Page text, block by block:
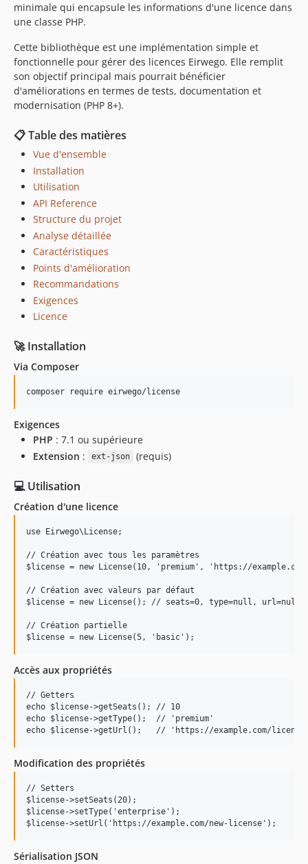
minimale qui encapsule les informations d'une licence dans
une classe PHP.
Cette bibliothèque est une implémentation simple et
fonctionnelle pour gérer des licences Eirwego. Elle remplit
son objectif principal mais pourrait bénéficier
d'améliorations en termes de tests, documentation et
modernisation (PHP 8+).
📋 Table des matières
Vue d'ensemble
Installation
Utilisation
API Reference
Structure du projet
Analyse détaillée
Caractéristiques
Points d'amélioration
Recommandations
Exigences
Licence
🚀 Installation
Via Composer
Exigences
PHP : 7.1 ou supérieure
Extension : ext-json (requis)
💻 Utilisation
Création d'une licence
use Eirwego\License;
// Création avec tous les paramètres
$license = new License(10, 'premium', 'https://
// Création avec valeurs par défaut
$license = new License(); // seats=0, type=null, url=null
// Création partielle
Accès aux propriétés
// Getters
echo $license->getSeats(); // 10
echo $license->getType();  // 'premium'
Modification des propriétés
// Setters
$license->setSeats(20);
$license->setType('enterprise');
Sérialisation JSON